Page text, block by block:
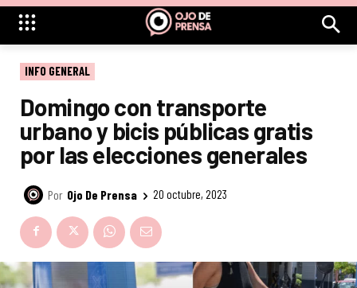
INFO GENERAL
Domingo con transporte
urbano y bicis públicas gratis
por las elecciones generales
Por Ojo De Prensa 20 octubre, 2023